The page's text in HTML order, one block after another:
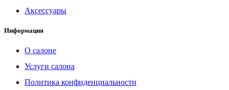
Аксессуары
Информация
О салоне
Услуги салона
Политика конфиденциальности